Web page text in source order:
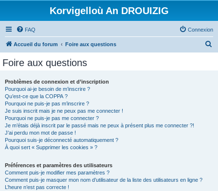
Korvigelloù An DROUIZIG
FAQ Connexion
Accueil du forum Foire aux questions
Foire aux questions
Problèmes de connexion et d’inscription
Pourquoi ai-je besoin de m’inscrire ?
Qu’est-ce que la COPPA ?
Pourquoi ne puis-je pas m’inscrire ?
Je suis inscrit mais je ne peux pas me connecter !
Pourquoi ne puis-je pas me connecter ?
Je m’étais déjà inscrit par le passé mais ne peux à présent plus me connecter ?!
J’ai perdu mon mot de passe !
Pourquoi suis-je déconnecté automatiquement ?
À quoi sert « Supprimer les cookies » ?
Préférences et paramètres des utilisateurs
Comment puis-je modifier mes paramètres ?
Comment puis-je masquer mon nom d’utilisateur de la liste des utilisateurs en ligne ?
L’heure n’est pas correcte !